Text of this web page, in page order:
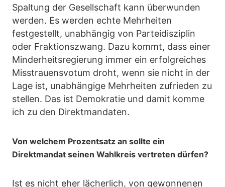
Spaltung der Gesellschaft kann überwunden
werden. Es werden echte Mehrheiten
festgestellt, unabhängig von Parteidisziplin
oder Fraktionszwang. Dazu kommt, dass einer
Minderheitsregierung immer ein erfolgreiches
Misstrauensvotum droht, wenn sie nicht in der
Lage ist, unabhängige Mehrheiten zufrieden zu
stellen. Das ist Demokratie und damit komme
ich zu den Direktmandaten.
Von welchem Prozentsatz an sollte ein
Direktmandat seinen Wahlkreis vertreten dürfen?
Ist es nicht eher lächerlich, von gewonnenen